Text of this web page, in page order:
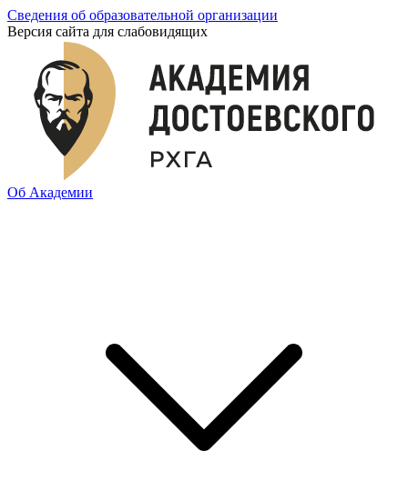
Сведения об образовательной организации
Версия сайта для слабовидящих
Об Академии